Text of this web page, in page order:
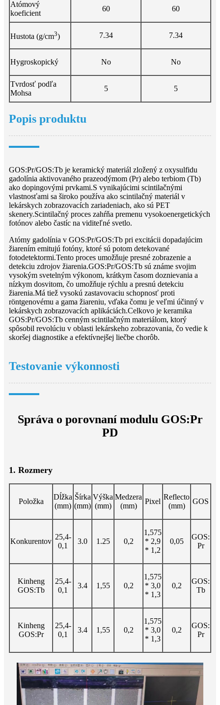
Atómový
koeficient
60 60
Hustota (g/cm3) 7.34 7.34
Hygroskopický No No
Tvrdosť podľa
Mohsa
5 5
Popis produktu
GOS:Pr/GOS:Tb je keramický materiál zložený z oxysulfidu
gadolínia aktivovaného prazeodýmom (Pr) alebo terbiom (Tb)
ako dopingovými prvkami.S vynikajúcimi scintilačnými
vlastnosťami sa široko používa ako scintilačný materiál v
lekárskych zobrazovacích zariadeniach, ako sú PET
skenery.Scintilačný proces zahŕňa premenu vysokoenergetických
fotónov alebo častíc na viditeľné svetlo.
Atómy gadolínia v GOS:Pr/GOS:Tb pri excitácii dopadajúcim
žiarením emitujú fotóny, ktoré sú potom detekované
fotodetektormi.Tento proces umožňuje presné zobrazenie a
detekciu zdrojov žiarenia.GOS:Pr/GOS:Tb sú známe svojim
vysokým svetelným výkonom, krátkym časom doznievania a
nízkym dosvitom, čo umožňuje rýchlu a presnú detekciu
žiarenia.Má tiež vysokú zastavovaciu schopnosť proti
röntgenovému a gama žiareniu, vďaka čomu je veľmi účinný v
lekárskych zobrazovacích aplikáciách.Celkovo je keramika
GOS:Pr/GOS:Tb cenným scintilačným materiálom, ktorý
spôsobil revolúciu v oblasti lekárskeho zobrazovania, čo vedie k
skoršej diagnostike a efektívnejšej liečbe chorôb.
Testovanie výkonnosti
Správa o porovnaní modulu GOS:Pr
PD
1. Rozmery
Položka
Dĺžka
(mm)
Šírka
(mm)
Výška
(mm)
Medzera
(mm)
Pixel
Reflecto
(mm)
GOS
Konkurentov
25,4-
0,1
3.0 1.25 0,2
1,575
* 2,9
* 1,2
0,05
GOS:
Pr
Kinheng
GOS:Tb
25,4-
0,1
3.4 1,55 0,2
1,575
* 3,0
* 1,3
0,2
GOS:
Tb
Kinheng
GOS:Pr
25,4-
0,1
3.4 1,55 0,2
1,575
* 3,0
* 1,3
0,2
GOS:
Pr